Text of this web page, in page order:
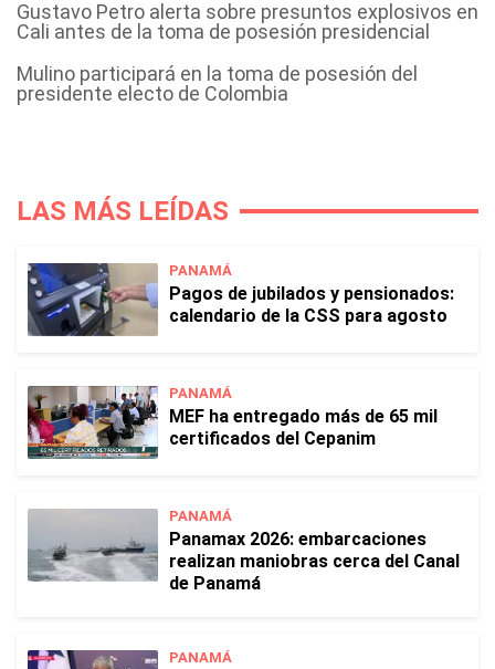
Gustavo Petro alerta sobre presuntos explosivos en
Cali antes de la toma de posesión presidencial
Mulino participará en la toma de posesión del
presidente electo de Colombia
LAS MÁS LEÍDAS
PANAMÁ
Pagos de jubilados y pensionados:
calendario de la CSS para agosto
PANAMÁ
MEF ha entregado más de 65 mil
certificados del Cepanim
PANAMÁ
Panamax 2026: embarcaciones
realizan maniobras cerca del Canal
de Panamá
PANAMÁ